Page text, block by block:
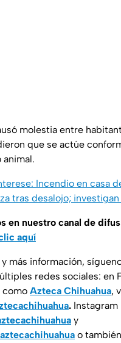
molestia entre
que se actúe
Incendio en casa
tras desalojo;
en nuestro canal de
aquí
y más información,
redes sociales: en
como Azteca Chihuahua,
. Instagram
y
o